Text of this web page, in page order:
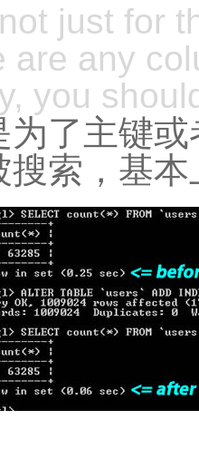
just for
are any
you
为了主键
搜索，基